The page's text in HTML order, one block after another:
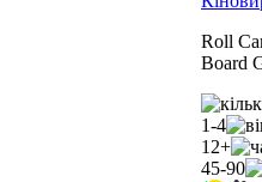
Roll
Board
1-4
12+
45-90